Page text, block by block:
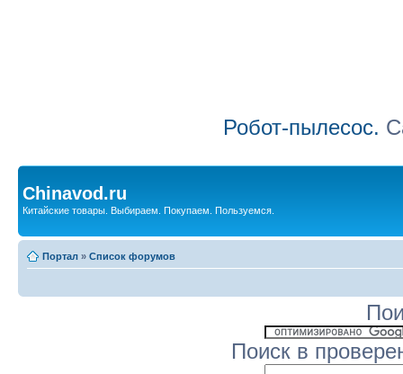
Робот-пылесос.
Chinavod.ru
Китайские товары. Выбираем. Покупаем. Пользуемся.
Портал » Список форумов
Поиск в